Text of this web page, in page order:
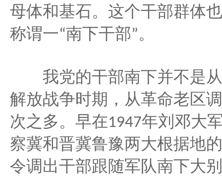
母体和基石。这个干部群体
称谓一“南下干部”。
我党的干部南下并不是从
解放战争时期，从革命老区
次之多。早在1947年刘邓大
察冀和晋冀鲁豫两大根据地
令调出干部跟随军队南下大